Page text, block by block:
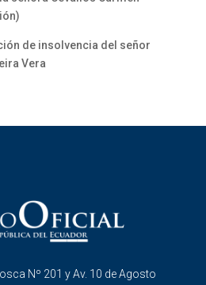
de insolvencia del señor
Vera
Nº 201 y Av. 10 de Agosto